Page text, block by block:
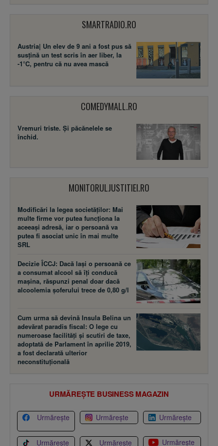
SMARTRADIO.RO
Austria| Un elev de 9 ani a fost pus să
susţină un test scris în aer liber, la
-1°C, pentru că nu avea mască
COMEDYMALL.RO
Vremuri triste. Şi păcănelele se
închid.
MONITORULJUSTITIEI.RO
Modificări la legea societăţilor: Mai
multe firme vor putea funcţiona la
aceeaşi adresă, iar o persoană va
putea fi asociat unic în mai multe
SRL
Decizie ÎCCJ: Dacă laşi o persoană ce
a consumat alcool să îţi conducă
maşina, răspunzi penal doar dacă
alcoolemia şoferului trece de 0,80 g/l
Cum urma să devină Insula Belina un
adevărat paradis fiscal: O lege cu
numeroase facilităţi şi scutiri de taxe,
adoptată de Parlament în aprilie 2019,
a fost declarată ulterior
neconstituţională
URMĂREȘTE BUSINESS MAGAZIN
Urmărește Urmărește Urmărește
Urmărește Urmărește
Urmărește